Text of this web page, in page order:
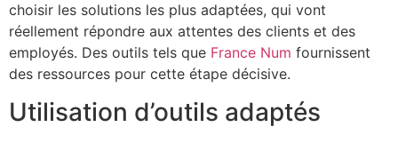
choisir les solutions les plus adaptées, qui vont
réellement répondre aux attentes des clients et des
employés. Des outils tels que France Num fournissent
des ressources pour cette étape décisive.
Utilisation d’outils adaptés